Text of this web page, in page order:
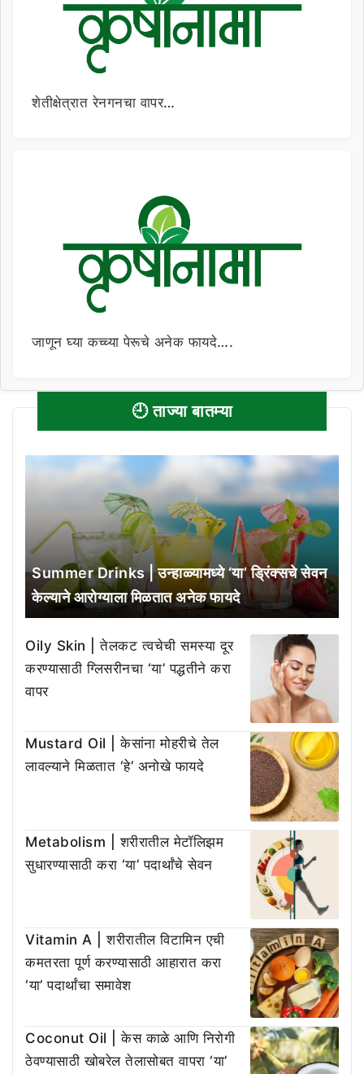
शेतीक्षेत्रात रेनगनचा वापर…
जाणून घ्या कच्च्या पेरूचे अनेक फायदे….
🕘 ताज्या बातम्या
Summer Drinks | उन्हाळ्यामध्ये ‘या’ ड्रिंक्सचे सेवन
केल्याने आरोग्याला मिळतात अनेक फायदे
Oily Skin | तेलकट त्वचेची समस्या दूर
करण्यासाठी ग्लिसरीनचा ‘या’ पद्धतीने करा
वापर
Mustard Oil | केसांना मोहरीचे तेल
लावल्याने मिळतात ‘हे’ अनोखे फायदे
Metabolism | शरीरातील मेटॉलिझम
सुधारण्यासाठी करा ‘या’ पदार्थांचे सेवन
Vitamin A | शरीरातील विटामिन एची
कमतरता पूर्ण करण्यासाठी आहारात करा
‘या’ पदार्थांचा समावेश
Coconut Oil | केस काळे आणि निरोगी
ठेवण्यासाठी खोबरेल तेलासोबत वापरा ‘या’